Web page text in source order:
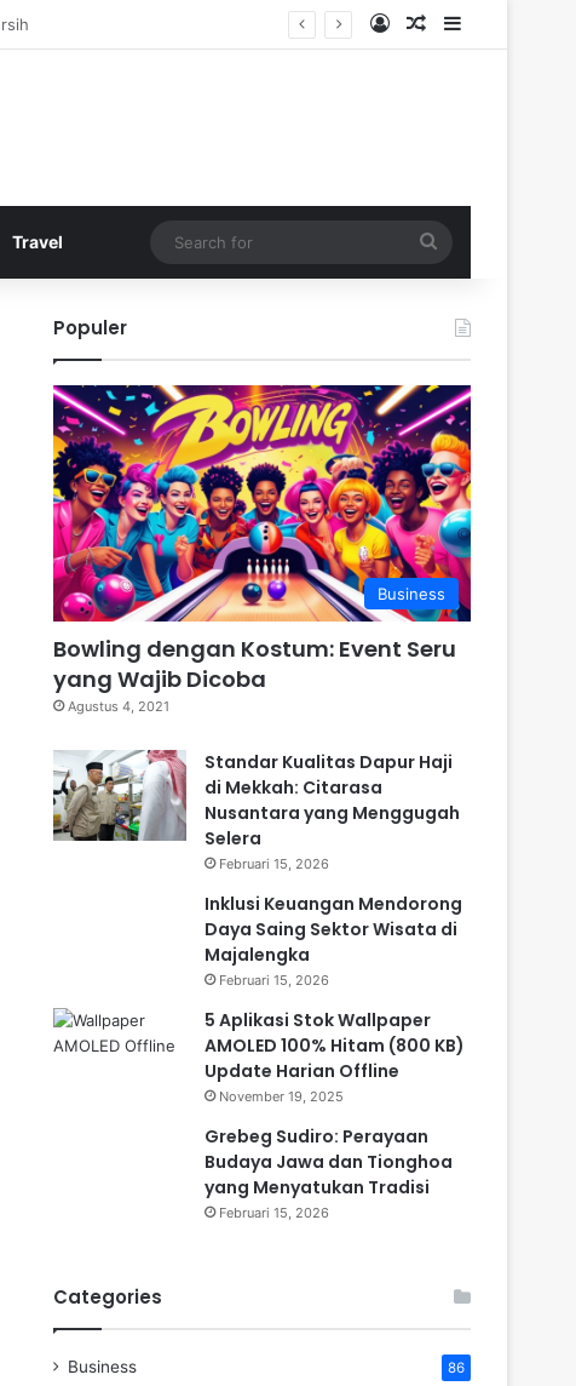
Log InRandom Article
Sidebar
Travel
for
Populer
Business
Bowling dengan Kostum: Event Seru
yang Wajib Dicoba
Agustus 4, 2021
Standar Kualitas Dapur Haji
di Mekkah: Citarasa
Nusantara yang Menggugah
Selera
Februari 15, 2026
Inklusi Keuangan Mendorong
Daya Saing Sektor Wisata di
Majalengka
Februari 15, 2026
5 Aplikasi Stok Wallpaper
AMOLED 100% Hitam (800 KB)
Update Harian Offline
November 19, 2025
Grebeg Sudiro: Perayaan
Budaya Jawa dan Tionghoa
yang Menyatukan Tradisi
Februari 15, 2026
Categories
Business 86